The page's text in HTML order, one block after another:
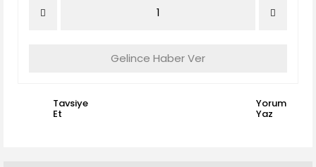
Gelince Haber Ver
Tavsiye
Et
Yorum
Yaz